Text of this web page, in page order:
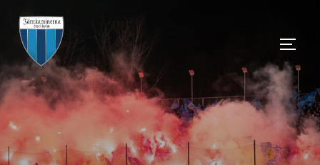
innehåll